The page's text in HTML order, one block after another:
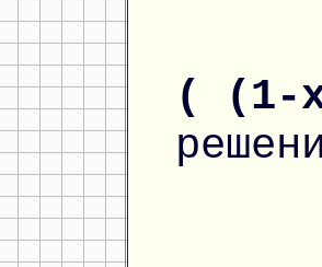
( (1-